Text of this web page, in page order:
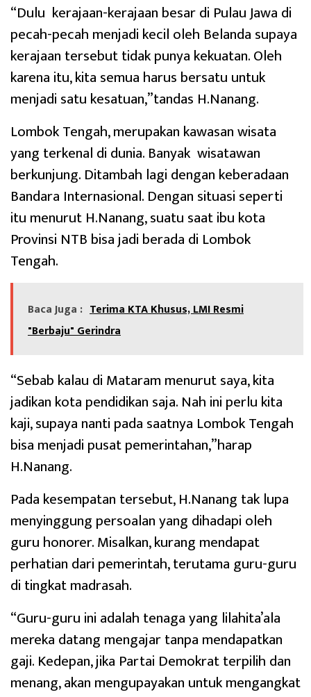
“Dulu kerajaan-kerajaan besar di Pulau Jawa di
pecah-pecah menjadi kecil oleh Belanda supaya
kerajaan tersebut tidak punya kekuatan. Oleh
karena itu, kita semua harus bersatu untuk
menjadi satu kesatuan,”tandas H.Nanang.
Lombok Tengah, merupakan kawasan wisata
yang terkenal di dunia. Banyak wisatawan
berkunjung. Ditambah lagi dengan keberadaan
Bandara Internasional. Dengan situasi seperti
itu menurut H.Nanang, suatu saat ibu kota
Provinsi NTB bisa jadi berada di Lombok
Tengah.
Baca Juga : Terima KTA Khusus, LMI Resmi
"Berbaju" Gerindra
“Sebab kalau di Mataram menurut saya, kita
jadikan kota pendidikan saja. Nah ini perlu kita
kaji, supaya nanti pada saatnya Lombok Tengah
bisa menjadi pusat pemerintahan,”harap
H.Nanang.
Pada kesempatan tersebut, H.Nanang tak lupa
menyinggung persoalan yang dihadapi oleh
guru honorer. Misalkan, kurang mendapat
perhatian dari pemerintah, terutama guru-guru
di tingkat madrasah.
“Guru-guru ini adalah tenaga yang lilahita’ala
mereka datang mengajar tanpa mendapatkan
gaji. Kedepan, jika Partai Demokrat terpilih dan
menang, akan mengupayakan untuk mengangkat